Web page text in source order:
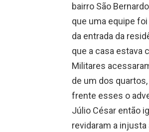
bairro São
que uma equipe
da entrada da
que a casa estava
Militares
de um dos
frente esses o
Júlio César então
revidaram a